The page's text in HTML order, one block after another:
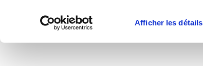
Afficher les détails